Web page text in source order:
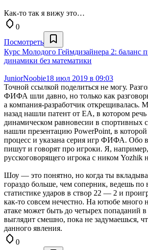
Как-то так я вижу это…
0
Посмотреть
Курс Молодого Геймдизайнера 2: баланс
динамики без математики
JuniorNoobie18 июл 2019 в 09:03
Точной ссылкой поделиться не могу.
ФИФА шли давно, но только как разговоры
а компания-разработчик открещивалась.
назад нашли патент от ЕА, в котором
динамическом равновесии в спортивных
нашли презентацию PowerPoint, в
процесс и указана серия игр ФИФА. Обо
пишут и говорят про игроки. Я,
русскоговорящего игрока с ником
Шоу — это понятно, но когда ты
гораздо больше, чем соперник, ведешь по
статистике ударов в створ 22 — 2 и
как-то совсем нечестно. На ютюбе много
атаке может быть до четырех попаданий в
выглядит смешно, пока не задумаешься,
данного явления.
0